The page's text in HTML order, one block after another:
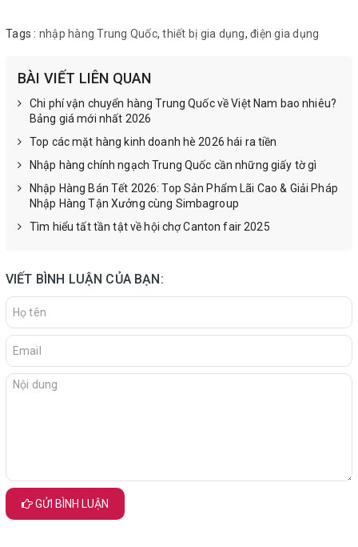
Tags : nhập hàng Trung Quốc,thiết bị gia dụng, điện gia dụng
BÀI VIẾT LIÊN QUAN
Chi phí vận chuyển hàng Trung Quốc về Việt Nam bao nhiêu?
Bảng giá mới nhất 2026
Top các mặt hàng kinh doanh hè 2026 hái ra tiền
Nhập hàng chính ngạch Trung Quốc cần những giấy tờ gì
Nhập Hàng Bán Tết 2026: Top Sản Phẩm Lãi Cao & Giải Pháp
Nhập Hàng Tận Xưởng cùng Simbagroup
Tìm hiểu tất tần tật về hội chợ Canton fair 2025
VIẾT BÌNH LUẬN CỦA BẠN:
GỬI BÌNH LUẬN